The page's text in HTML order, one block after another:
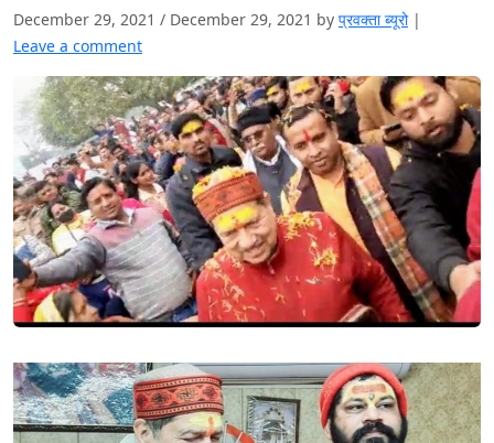
December 29, 2021 / December 29, 2021 by प्रवक्‍ता ब्यूरो |
Leave a comment